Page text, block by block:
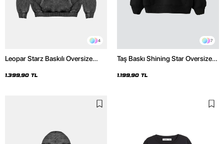
4
Leopar Starz Baskılı Oversize
Hoodie
1.399,90 TL
7
Taş Baskı Shining Star Oversize
1.199,90 TL